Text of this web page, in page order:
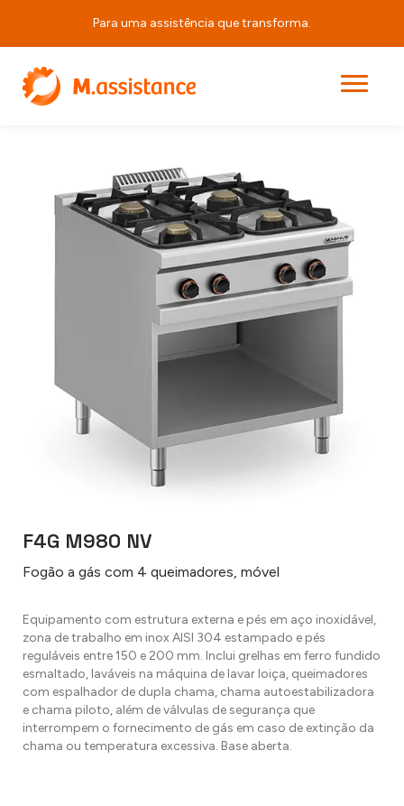
Para uma assistência que transforma.
Início |
F4G M980 NV
Fogão a gás com 4 queimadores, móvel
Equipamento com estrutura externa e pés em aço inoxidável,
zona de trabalho em inox AISI 304 estampado e pés
reguláveis entre 150 e 200 mm. Inclui grelhas em ferro fundido
esmaltado, laváveis na máquina de lavar loiça, queimadores
com espalhador de dupla chama, chama autoestabilizadora
e chama piloto, além de válvulas de segurança que
interrompem o fornecimento de gás em caso de extinção da
chama ou temperatura excessiva. Base aberta.